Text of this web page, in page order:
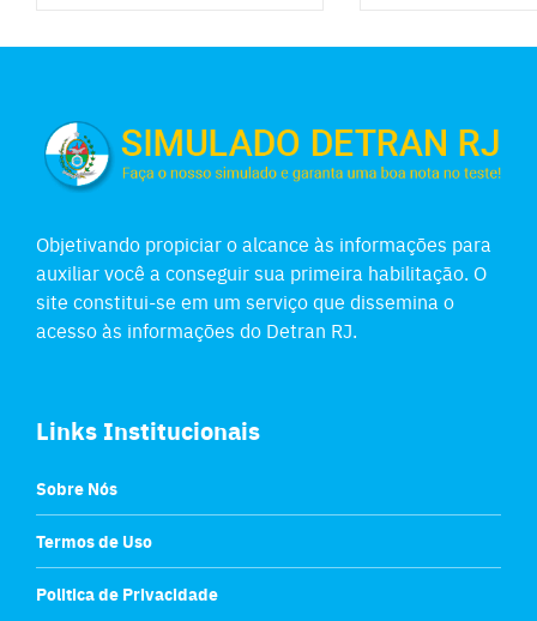
Objetivando propiciar o alcance às informações para
auxiliar você a conseguir sua primeira habilitação. O
site constitui-se em um serviço que dissemina o
acesso às informações do Detran RJ.
Links Institucionais
Sobre Nós
Termos de Uso
Politica de Privacidade